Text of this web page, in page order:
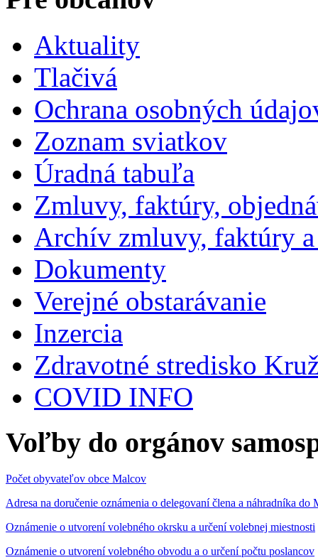
Aktuality
Tlačivá
Ochrana osobných
Zoznam sviatkov
Úradná tabuľa
Zmluvy, faktúry,
Archív zmluvy, faktúry
Dokumenty
Verejné obstarávanie
Inzercia
Zdravotné stredisko
COVID INFO
Voľby do orgánov
Počet obyvateľov obce Malcov
Adresa na doručenie oznámenia o delegovaní člena a náhradníka
Oznámenie o utvorení volebného okrsku a určení volebnej miestnosti
Oznámenie o utvorení volebného obvodu a o určení počtu poslancov